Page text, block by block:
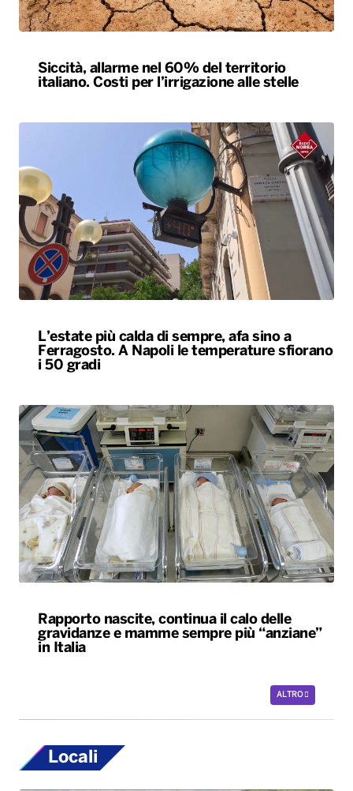
Siccità, allarme nel 60% del territorio
italiano. Costi per l’irrigazione alle stelle
L’estate più calda di sempre, afa sino a
Ferragosto. A Napoli le temperature sfiorano
i 50 gradi
Rapporto nascite, continua il calo delle
gravidanze e mamme sempre più “anziane”
in Italia
ALTRO
Locali